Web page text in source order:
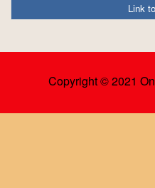
Link
Copyright © 2021